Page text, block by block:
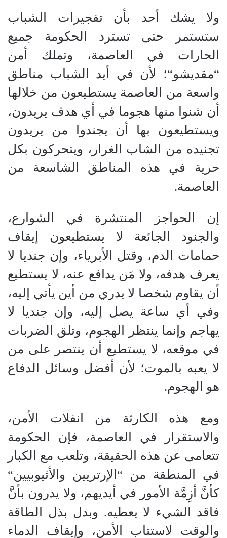
ولا يشك أحد بأن تفجيرات الشباب
ستستمر حتى تسترد الحكومة جميع
الحارات في العاصمة، وتملك أمن
“مقديشو“؛ لأن في أيد الشباب مناطق
واسعة من العاصمة يستطيعون من خلالها
أن شنوا منها هجوما في أي هدف يريدون،
ويستطيعون بها أن يجندوا من يريدون
تجنيده من الشاب الغرار، ويتحركون بكل
حرية في هذه المناطق الشاسعة من
العاصمة.
إن الحواجز المنتشرة في الشوارع،
والجنود الجائعة لا يستطيعون إيقاف
حمامات الدم، وقتل الأبرياء، وإن جنديا لا
يعرف هدفه، ولا مَن يدافع عنه، لا يستطيع
أن يقاوم شخصا لا يدري من أين يأتي إليه،
وفي أي ساعة يصل إليه، وإن جنديا لا
يهاجم وإنما ينتظر الهجوم، وتلق الضربات
في موقعه، لا يستطيع أن ينتصر على من
لا يعبه بالموت؛ لأن أفضل وسائل الدفاع
هو الهجوم.
ومع هذه الكارثة من انفلات الأمن،
والاستقرار في العاصمة، فإن الحكومة
تتعامى عن هذه الحقيقة، وتلعب مع الكبار
في المنطقة من “ الإرتريين والأثيوبيين“
كأنَّ أزِمَّة الأمور في أيديهم، ولا يدرون بأنَّ
فاقد الشيء لا يعطيه. وبدل بذل الطاقة
والوقت لاستتاب الأمن، وإيقاف الدماء